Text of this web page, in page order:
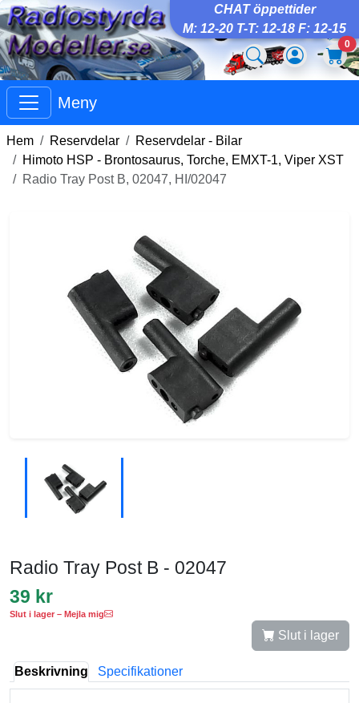
CHAT öppettider
M: 12-20 T-T: 12-18 F: 12-15
0
Meny
Hem Reservdelar
Reservdelar - Bilar
Himoto HSP - Brontosaurus, Torche, EMXT-1, Viper XST
Radio Tray Post B, 02047, HI/02047
Radio Tray Post B - 02047
39 kr
Slut i lager – Mejla mig
Slut i lager
Beskrivning Specifikationer